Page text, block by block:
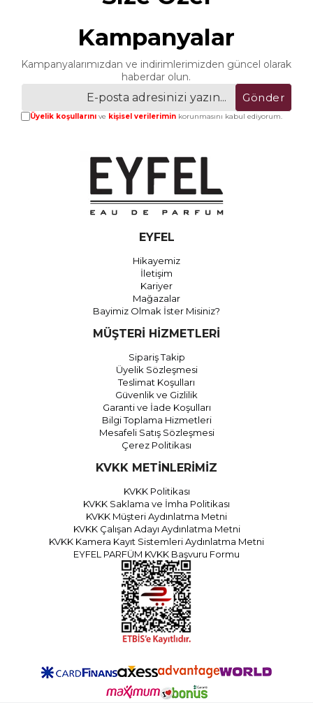
Kampanyalar
Kampanyalarımızdan ve indirimlerimizden güncel olarak
haberdar olun.
Gönder
Üyelik koşullarınıve kişisel verileriminkorunmasını kabul ediyorum.
EYFEL
Hikayemiz
İletişim
Kariyer
Mağazalar
Bayimiz Olmak İster Misiniz?
MÜŞTERİ HİZMETLERİ
Sipariş Takip
Üyelik Sözleşmesi
Teslimat Koşulları
Güvenlik ve Gizlilik
Garanti ve İade Koşulları
Bilgi Toplama Hizmetleri
Mesafeli Satış Sözleşmesi
Çerez Politikası
KVKK METİNLERİMİZ
KVKK Politikası
KVKK Saklama ve İmha Politikası
KVKK Müşteri Aydınlatma Metni
KVKK Çalışan Adayı Aydınlatma Metni
KVKK Kamera Kayıt Sistemleri Aydınlatma Metni
EYFEL PARFÜM KVKK Başvuru Formu